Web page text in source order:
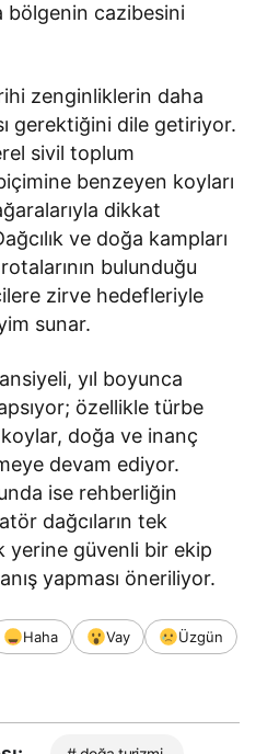
bölgenin cazibesini
zenginliklerin daha
gerektiğini dile getiriyor.
sivil toplum
benzeyen koyları
dikkat
ve doğa kampları
bulunduğu
zirve hedefleriyle
sunar.
yıl boyunca
özellikle türbe
doğa ve inanç
devam ediyor.
ise rehberliğin
dağcıların tek
yerine güvenli bir ekip
yapması öneriliyor.
Haha Vay
Üzgün